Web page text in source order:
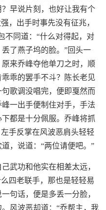
早说片刻，也好让我有个
，出手时事先没有征兆，
不同道：“什么对得起，对
了燕子坞的脸。”回头一
来乔峰夺他单刀之时，顺
乖的罢手不斗？陈长老见
歌调没唱完，便即戛然而
一出手便制住对手，手法
都是十分佩服。乔峰将抓
手反掌在风波恶肩头轻轻
，说道：“两位请便吧。”
武功和他实在相差太远，
四老联手，那也是轻轻易
句话，便是多丢一分脸，
风波恶却道：“乔帮主，我